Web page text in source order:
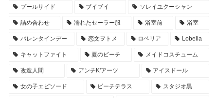
プールサイド ブイブイ ソレイユクーシャン
詰め合わせ 濡れたセーラー服 浴室前 浴室
バレンタインデー 恋文ヲトメ ロベリア Lobelia
キャットファイト 夏のビーチ メイドコスチューム
改造人間 アンチK'アーツ アイスドール
女の子エピソード ビーチテラス スタジオ黒